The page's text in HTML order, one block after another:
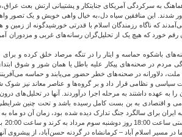
در یک اقدام هماهنگ به سرکردگی آمریکای جنایتکار و پشتیبانی
که ناگاه رزمندگان اسلام با قدرتی خورشیدگونه از
خورد که هیچ یک از تحلیل‌گران رسانه‌های غربی و مزدوران
باشکوه حماسه و ایثار را در تنگه مرصاد خلق کرده و
مردم در صحنه‌های پیکار علیه باطل یا همان شور و شوق
ملت، دلاورانه در صحنه‌های خطر حضور می‌یابند و حماسه
را در بن‌بست سیاسی و نظامی قرار داد و بر گروه‌ها و عناصر
به عهده داشتند به مرحله اجرا درآوردند. آنها در
و اقتصادی به بن بست کامل رسیده باشد و تحت چنین
ایران برای سالگرد جنگ تدارک دیده شده بود، زمان آن دو
در مسیر اسلام آباد – کرمانشاه در گردنه حسن‌آباد، از پیشروی